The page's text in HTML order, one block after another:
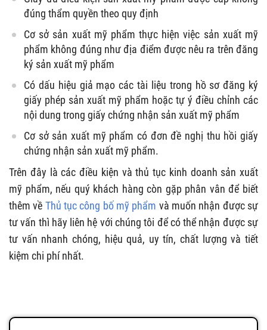
đúng thẩm quyền theo quy định
Cơ sở sản xuất mỹ phẩm thực hiện việc sản xuất mỹ
phẩm không đúng như địa điểm được nêu ra trên đăng
ký sản xuất mỹ phẩm
Có dấu hiệu giả mạo các tài liệu trong hồ sơ đăng ký
giấy phép sản xuất mỹ phẩm hoặc tự ý điều chỉnh các
nội dung trong giấy chứng nhận sản xuất mỹ phẩm
Cơ sở sản xuất mỹ phẩm có đơn đề nghị thu hồi giấy
chứng nhận sản xuất mỹ phẩm.
Trên đây là các điều kiện và thủ tục kinh doanh sản xuất
mỹ phẩm, nếu quý khách hàng còn gặp phân vân để biết
thêm về Thủ tục công bố mỹ phẩm và muốn nhận được sự
tư vấn thì hãy liên hệ với chúng tôi để có thể nhận được sự
tư vấn nhanh chóng, hiệu quả, uy tín, chất lượng và tiết
kiệm chi phí nhất.